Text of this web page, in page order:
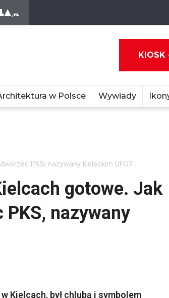
KIOSK
w Polsce Wywiady
PKS, nazywany kieleckim UFO?
gotowe. Jak
nazywany
Kielcach, był chlubą i symbolem